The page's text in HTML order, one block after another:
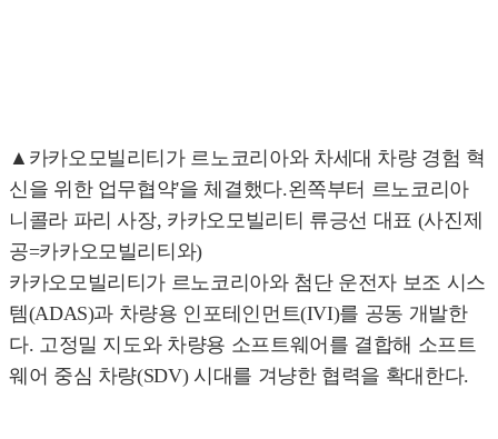
▲카카오모빌리티가 르노코리아와 차세대 차량 경험 혁
신을 위한 업무협약'을 체결했다.왼쪽부터 르노코리아
니콜라 파리 사장, 카카오모빌리티 류긍선 대표 (사진제
공=카카오모빌리티와)
카카오모빌리티가 르노코리아와 첨단 운전자 보조 시스
템(ADAS)과 차량용 인포테인먼트(IVI)를 공동 개발한
다. 고정밀 지도와 차량용 소프트웨어를 결합해 소프트
웨어 중심 차량(SDV) 시대를 겨냥한 협력을 확대한다.